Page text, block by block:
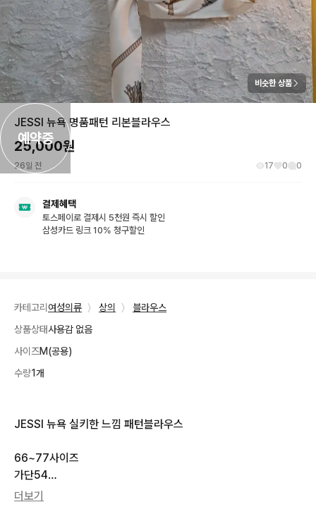
예약중
비슷한 상품
JESSI 뉴욕 명품패턴 리본블라우스
25,000원
26일 전 17 0 0
결제혜택
토스페이로 결제시 5천원 즉시 할인
삼성카드 링크 10% 청구할인
카테고리 여성의류 〉 상의 〉
블라우스
상품상태사용감 없음
사이즈M(공용)
수량1개
JESSI 뉴욕 실키한 느낌 패턴블라우스
66~77사이즈
가단54
기장60
더보기